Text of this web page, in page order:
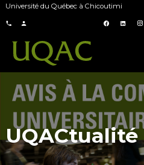
Université du Québec à Chicoutimi
UQACtualité